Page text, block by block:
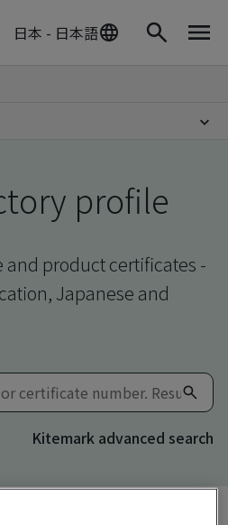
日本 - 日本語
profile
and product certificates -
Japanese and
Kitemark advanced search